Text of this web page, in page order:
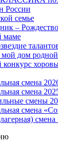
России
семье
–
маме
дом родной
конкурс
смена
смена
смены
смена